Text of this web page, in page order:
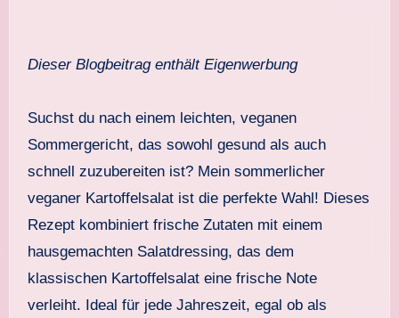
Dieser Blogbeitrag enthält Eigenwerbung
Suchst du nach einem leichten, veganen
Sommergericht, das sowohl gesund als auch
schnell zuzubereiten ist? Mein sommerlicher
veganer Kartoffelsalat ist die perfekte Wahl! Dieses
Rezept kombiniert frische Zutaten mit einem
hausgemachten Salatdressing, das dem
klassischen Kartoffelsalat eine frische Note
verleiht. Ideal für jede Jahreszeit, egal ob als